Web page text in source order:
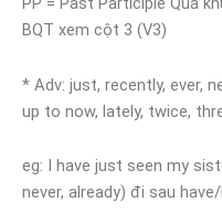
BQT xem cột 3 (V3)
* Adv: just, recently, ever,
up to now, lately, twice,
eg: I have just seen my
never, already) đi sau